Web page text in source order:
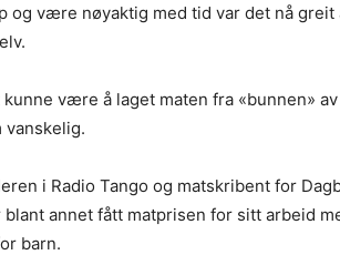
og være nøyaktig med tid var det nå greit
være å laget maten fra «bunnen»
vanskelig.
i Radio Tango og matskribent for
annet fått matprisen for sitt arbeid
barn.